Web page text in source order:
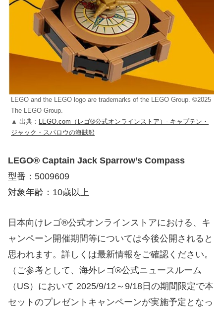
LEGO and the LEGO logo are trademarks of the LEGO Group. ©2025
The LEGO Group.
▲ 出典： LEGO.com（レゴ®公式オンラインストア）- キャプテン・
ジャック・スパロウの海賊船
LEGO® Captain Jack Sparrow’s Compass
型番：5009609
対象年齢：10歳以上
日本向けレゴ®公式オンラインストアにおける、キ
ャンペーン開催期間等については今後公開されると
思われます。詳しくは最新情報をご確認ください。
（ご参考として、海外レゴ®公式ニュースルーム
（US）において 2025/9/12～9/18日の期間限定で本
セットのプレゼントキャンペーンが実施予定となっ